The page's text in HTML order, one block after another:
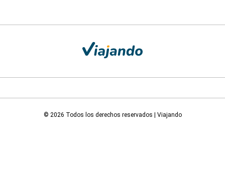
© 2026 Todos los derechos reservados | Viajando